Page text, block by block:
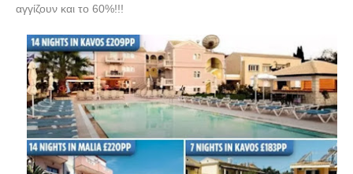
αγγίζουν και το 60%!!!